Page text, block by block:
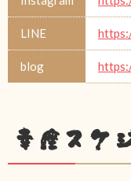
LINE
blog
幸座スケ